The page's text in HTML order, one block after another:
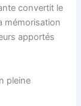
convertit le
mémorisation
apportés
pleine